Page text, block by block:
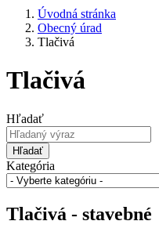
Úvodná stránka
Obecný úrad
Tlačivá
Tlačivá
Hľadať
Hľadať
Kategória
Tlačivá - stavebné